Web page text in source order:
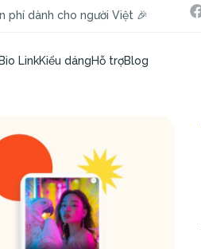
phí dành cho người Việt 🎉
LinkKiểu dángHỗ trợBlog